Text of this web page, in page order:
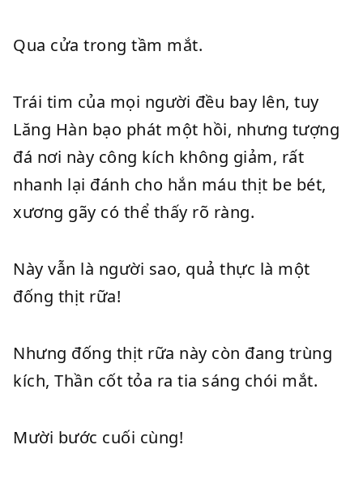
Qua cửa trong tầm mắt.
Trái tim của mọi người đều bay lên, tuy
Lăng Hàn bạo phát một hồi, nhưng tượng
đá nơi này công kích không giảm, rất
nhanh lại đánh cho hắn máu thịt be bét,
xương gãy có thể thấy rõ ràng.
Này vẫn là người sao, quả thực là một
đống thịt rữa!
Nhưng đống thịt rữa này còn đang trùng
kích, Thần cốt tỏa ra tia sáng chói mắt.
Mười bước cuối cùng!